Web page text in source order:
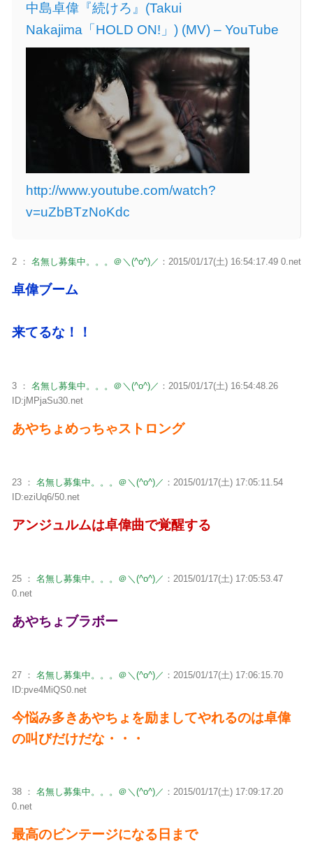
中島卓偉『続けろ』(Takui
Nakajima「HOLD ON!」) (MV) – YouTube
http://www.youtube.com/watch?
v=uZbBTzNoKdc
2 ： 名無し募集中。。。＠＼(^o^)／ ：2015/01/17(土) 16:54:17.49 0.net
卓偉ブーム
来てるな！！
3 ： 名無し募集中。。。＠＼(^o^)／ ：2015/01/17(土) 16:54:48.26
ID:jMPjaSu30.net
あやちょめっちゃストロング
23 ： 名無し募集中。。。＠＼(^o^)／ ：2015/01/17(土) 17:05:11.54
ID:eziUq6/50.net
アンジュルムは卓偉曲で覚醒する
25 ： 名無し募集中。。。＠＼(^o^)／ ：2015/01/17(土) 17:05:53.47
0.net
あやちょブラボー
27 ： 名無し募集中。。。＠＼(^o^)／ ：2015/01/17(土) 17:06:15.70
ID:pve4MiQS0.net
今悩み多きあやちょを励ましてやれるのは卓偉
の叫びだけだな・・・
38 ： 名無し募集中。。。＠＼(^o^)／ ：2015/01/17(土) 17:09:17.20
0.net
最高のビンテージになる日まで